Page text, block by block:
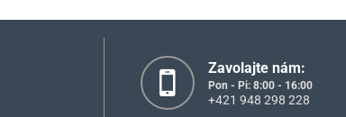
Zavolajte nám:
Pon - Pi: 8:00 - 16:00
+421 948 298 228